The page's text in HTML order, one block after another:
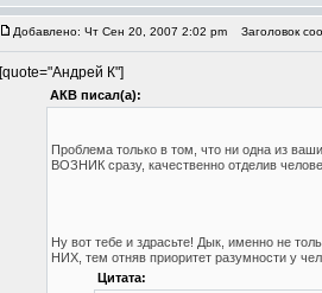
Добавлено: Чт Сен 20, 2007 2:02 pm Заголовок
[quote="Андрей К"]
АКВ писал(а):
Проблема только в том, что ни одна из
ВОЗНИК сразу, качественно отделив
Ну вот тебе и здрасьте! Дык, именно не
НИХ, тем отняв приоритет разумности у
Цитата: